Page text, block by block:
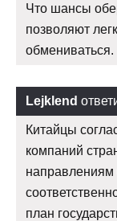
Что шансы
позволяют
обмениваться.
Lejklend
Китайцы
компаний
направлениям
план